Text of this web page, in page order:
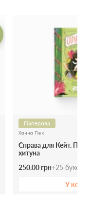
Паперова
Ханна Пек
Справа для Кейт.
хитуна
250.00 грн+25 буксів
У